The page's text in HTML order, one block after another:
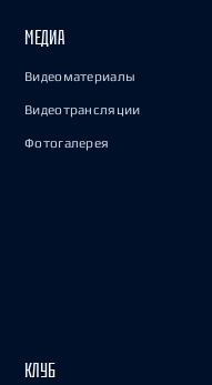
МЕДИА
Видеоматериалы
Видеотрансляции
Фотогалерея
КЛУБ